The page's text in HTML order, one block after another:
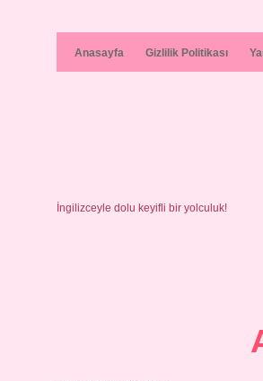
Anasayfa Gizlilik Politikası
İngilizceyle dolu keyifli bir yolculuk!